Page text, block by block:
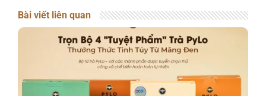
Bài viết liên quan